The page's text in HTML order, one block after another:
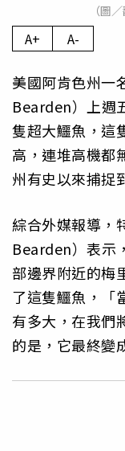
（圖
A+ A-
美國阿肯色州一
Bearden）上週
隻超大鱷魚，這
高，連堆高機都
州有史以來捕捉
綜合外媒報導
Bearden）表示
部邊界附近的梅
了這隻鱷魚，「
有多大，在我們
的是，它最終變